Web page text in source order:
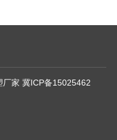
厂家 冀ICP备15025462